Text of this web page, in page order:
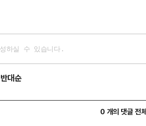
반대순
0 개의 댓글 전